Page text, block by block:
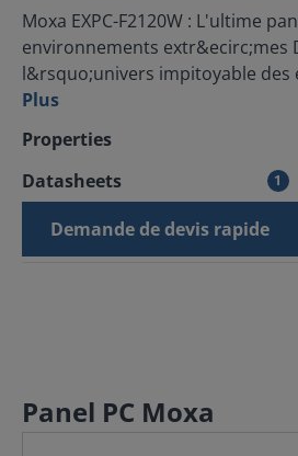
Moxa EXPC-F2120W : L'ultime
environnements extr&ecirc;mes
l&rsquo;univers impitoyable
Plus
Properties
Datasheets
1
Demande de devis rapide
Panel PC Moxa